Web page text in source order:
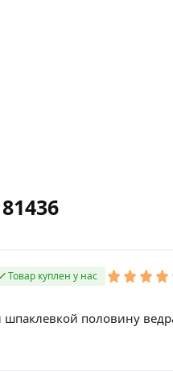
Товар куплен у нас
шпаклевкой половину